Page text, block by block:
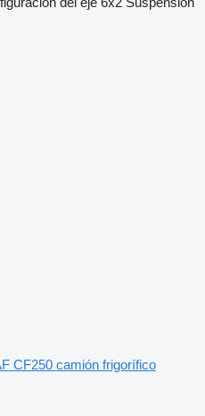
CF250 camión frigorífico